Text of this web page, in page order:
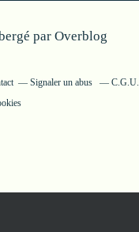
par Overblog
Signaler un abus C.G.U.